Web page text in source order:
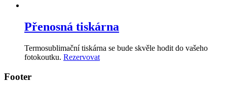
Přenosná tiskárna
Termosublimační tiskárna se bude skvěle hodit do vašeho
fotokoutku. Rezervovat
Footer